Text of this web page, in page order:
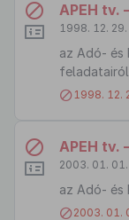
APEH tv.
1998. 12.
az Adó- és
feladatairól
1998. 12.
APEH tv.
2003. 01.
az Adó- és
2003. 01.